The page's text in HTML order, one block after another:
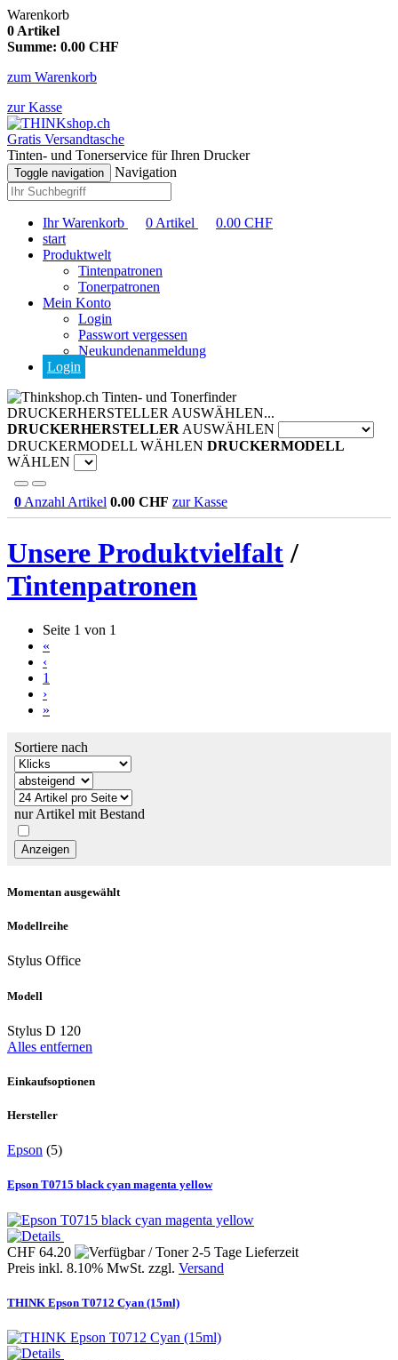
Warenkorb
0 Artikel
Summe: 0.00 CHF
zum Warenkorb
zur Kasse
Gratis Versandtasche
Tinten- und Tonerservice für Ihren Drucker
Toggle navigation Navigation
Ihr Warenkorb 0 Artikel 0.00 CHF
start
Produktwelt
Tintenpatronen
Tonerpatronen
Mein Konto
Login
Passwort vergessen
Neukundenanmeldung
Login
Tinten- und Tonerfinder
DRUCKERHERSTELLER AUSWÄHLEN...
DRUCKERHERSTELLER AUSWÄHLEN
DRUCKERMODELL WÄHLEN DRUCKERMODELL
WÄHLEN
0 Anzahl Artikel 0.00 CHF zur Kasse
Unsere Produktvielfalt/
Tintenpatronen
Seite 1 von 1
«
‹
1
›
»
Sortiere nach
nur Artikel mit Bestand
Momentan ausgewählt
Modellreihe
Stylus Office
Modell
Stylus D 120
Alles entfernen
Einkaufsoptionen
Hersteller
Epson (5)
Epson T0715 black cyan magenta yellow
CHF 64.20
Preis inkl. 8.10% MwSt. zzgl. Versand
THINK Epson T0712 Cyan (15ml)